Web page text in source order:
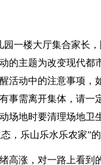
园一楼大厅集合家长
的主题为改变现代
活动中的注意事项
事需离开集体，请
场地时要清理场地卫
，乐山乐水乐农家
高涨，对一路上看